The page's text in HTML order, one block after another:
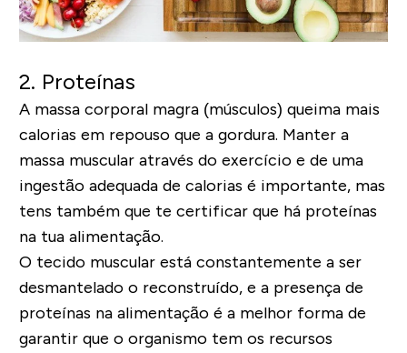
2. Proteínas
A massa corporal magra (músculos) queima mais
calorias em repouso que a gordura. Manter a
massa muscular através do exercício e de uma
ingestão adequada de calorias é importante, mas
tens também que te certificar que há proteínas
na tua alimentação.
O tecido muscular está constantemente a ser
desmantelado o reconstruído, e a presença de
proteínas na alimentação é a melhor forma de
garantir que o organismo tem os recursos